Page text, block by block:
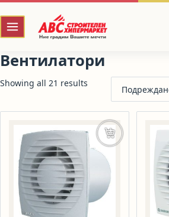
Вентилатори
Showing all 21 results
Добавяне в